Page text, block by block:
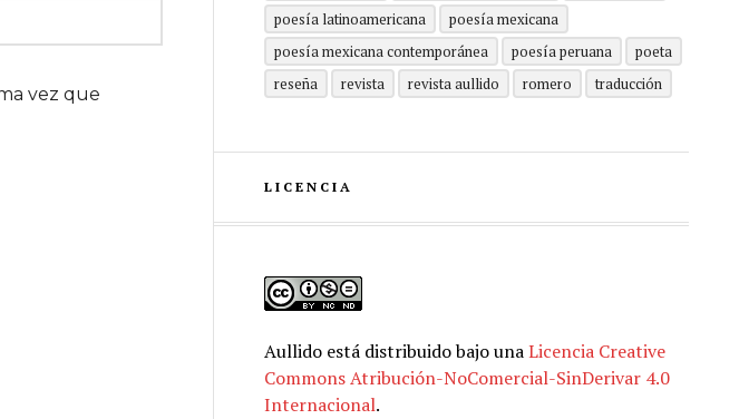
vez que
poesía latinoamericana
poesía mexicana
poesía mexicana contemporánea
poesía peruana
poeta
reseña
revista revista aullido romero traducción
LICENCIA
Aullidoestá distribuido bajo unaLicencia Creative
Commons Atribución-NoComercial-SinDerivar 4.0
Internacional.